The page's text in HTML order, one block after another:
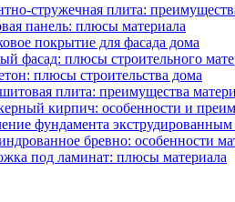
стружечная плита:
панель: плюсы материала
покрытие для фасада дома
фасад: плюсы строительного
плюсы строительства дома
плита: преимущества
кирпич: особенности и
фундамента
бревно: особенности
под ламинат: плюсы материала